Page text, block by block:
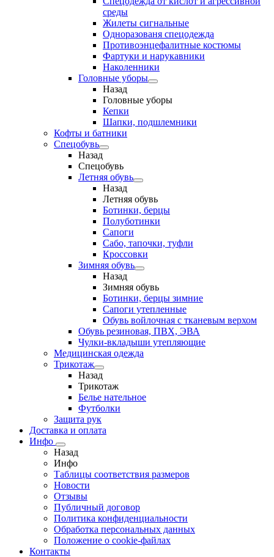
среды
Жилеты сигнальные
Одноразованя спецодежда
Противоэнцефалитные костюмы
Фартуки и нарукавники
Наколенники
Головные уборы
Назад
Головные уборы
Кепки
Шапки, подшлемники
Кофты и батники
Спецобувь
Назад
Спецобувь
Летняя обувь
Назад
Летняя обувь
Ботинки, берцы
Полуботинки
Сапоги
Сабо, тапочки, туфли
Кроссовки
Зимняя обувь
Назад
Зимняя обувь
Ботинки, берцы зимние
Сапоги утепленные
Обувь войлочная с тканевым верхом
Обувь резиновая, ПВХ, ЭВА
Чулки-вкладыши утепляющие
Медицинская одежда
Трикотаж
Назад
Трикотаж
Белье нательное
Футболки
Защита рук
Доставка и оплата
Инфо
Назад
Инфо
Таблицы соответствия размеров
Новости
Отзывы
Публичный договор
Политика конфиденциальности
Обработка персональных данных
Положение о cookie-файлах
Контакты